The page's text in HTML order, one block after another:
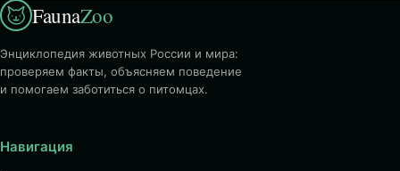
FaunaZoo
Энциклопедия животных России и мира:
проверяем факты, объясняем поведение
и помогаем заботиться о питомцах.
Навигация